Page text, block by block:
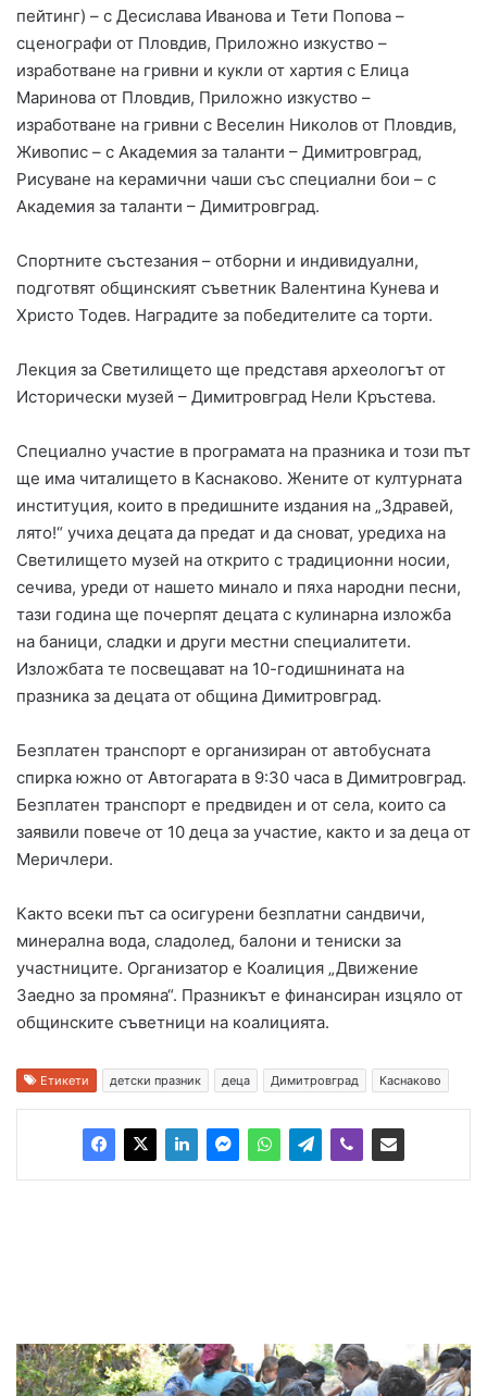
пейтинг) – с Десислава Иванова и Тети Попова –
сценографи от Пловдив, Приложно изкуство –
изработване на гривни и кукли от хартия с Елица
Маринова от Пловдив, Приложно изкуство –
изработване на гривни с Веселин Николов от Пловдив,
Живопис – с Академия за таланти – Димитровград,
Рисуване на керамични чаши със специални бои – с
Академия за таланти – Димитровград.
Спортните състезания – отборни и индивидуални,
подготвят общинският съветник Валентина Кунева и
Христо Тодев. Наградите за победителите са торти.
Лекция за Светилището ще представя археологът от
Исторически музей – Димитровград Нели Кръстева.
Специално участие в програмата на празника и този път
ще има читалището в Каснаково. Жените от културната
институция, които в предишните издания на „Здравей,
лято!“ учиха децата да предат и да сноват, уредиха на
Светилището музей на открито с традиционни носии,
сечива, уреди от нашето минало и пяха народни песни,
тази година ще почерпят децата с кулинарна изложба
на баници, сладки и други местни специалитети.
Изложбата те посвещават на 10-годишнината на
празника за децата от община Димитровград.
Безплатен транспорт е организиран от автобусната
спирка южно от Автогарата в 9:30 часа в Димитровград.
Безплатен транспорт е предвиден и от села, които са
заявили повече от 10 деца за участие, както и за деца от
Меричлери.
Както всеки път са осигурени безплатни сандвичи,
минерална вода, сладолед, балони и тениски за
участниците. Организатор е Коалиция „Движение
Заедно за промяна“. Празникът е финансиран изцяло от
общинските съветници на коалицията.
Етикети детски празник деца Димитровград Каснаково